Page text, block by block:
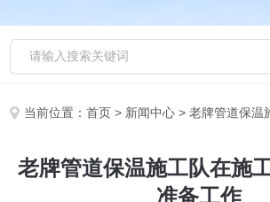
当前位置：首页 > 新闻中心 > 老牌管道保温施工队
老牌管道保温施工队在施
准备工作